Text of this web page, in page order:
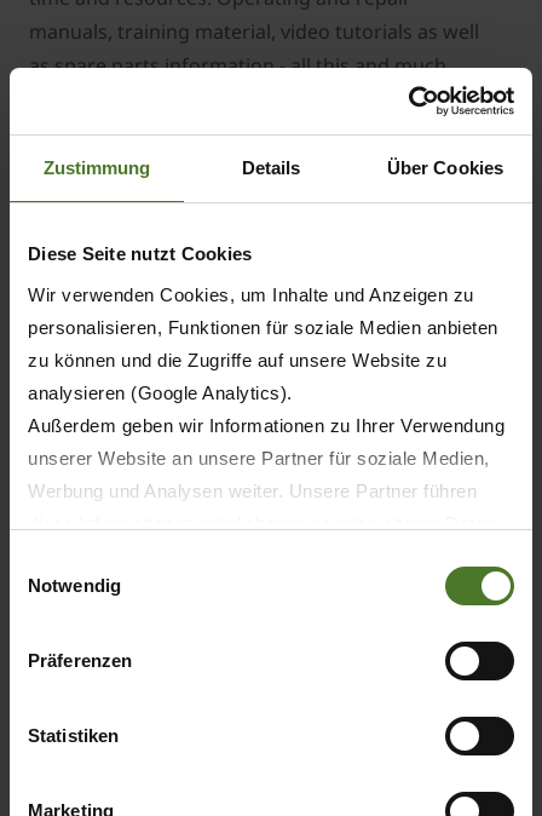
Zustimmung Details Über Cookies
Diese Seite nutzt Cookies
Wir verwenden Cookies, um Inhalte und Anzeigen zu
personalisieren, Funktionen für soziale Medien anbieten
zu können und die Zugriffe auf unsere Website zu
analysieren (Google Analytics).
Außerdem geben wir Informationen zu Ihrer Verwendung
unserer Website an unsere Partner für soziale Medien,
Werbung und Analysen weiter. Unsere Partner führen
sie im Rahmen Ihrer Nutzung der Dienste gesammelt
Wir setzen im Rahmen des Trackings auch Dienstleister
Datenschutzbestimmungen ein, wodurch das Risiko von
behördlichen Zugriffen bzw. von Kontrollverlust bzgl.
Notwendig
Präferenzen
Statistiken
Marketing
manuals, training material, video tutorials as well
as spare parts information - all this and much
helps you reduce machine downtime. Try it out:
Experience the advantages of the TIC now!